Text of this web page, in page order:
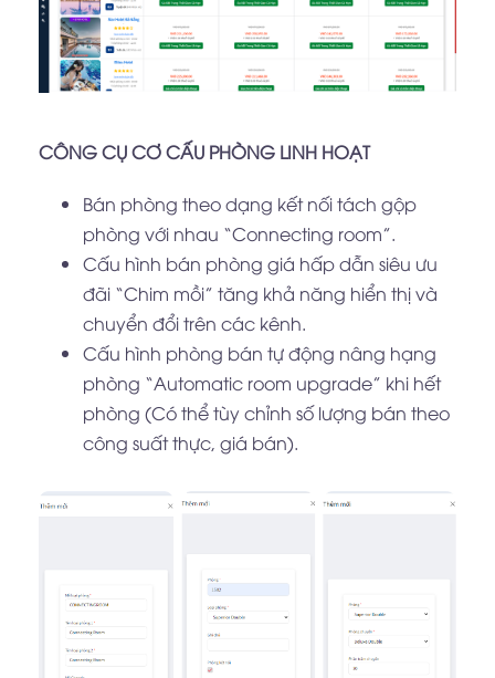
CÔNG CỤ CƠ CẤU PHÒNG LINH HOẠT
Bán phòng theo dạng kết nối tách gộp
phòng với nhau “Connecting room”.
Cấu hình bán phòng giá hấp dẫn siêu ưu
đãi “Chim mồi” tăng khả năng hiển thị và
chuyển đổi trên các kênh.
Cấu hình phòng bán tự động nâng hạng
phòng “Automatic room upgrade” khi hết
phòng (Có thể tùy chỉnh số lượng bán theo
công suất thực, giá bán).